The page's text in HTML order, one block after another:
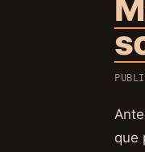
que